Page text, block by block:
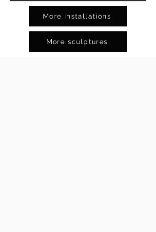
More installations
More sculptures